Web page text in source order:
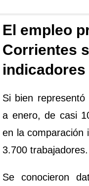
El empleo
Corrientes
Si bien
a enero, de casi
en la comparación
3.700 trabajadores.
Se conocieron